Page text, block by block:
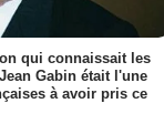
qui connaissait les
Gabin était l'une
à avoir pris ce